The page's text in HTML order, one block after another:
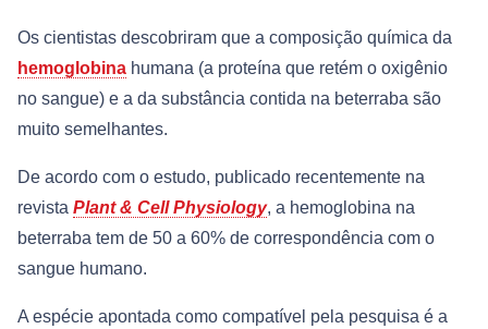
Os cientistas descobriram que a composição química da
hemoglobina humana (a proteína que retém o oxigênio
no sangue) e a da substância contida na beterraba são
muito semelhantes.
De acordo com o estudo, publicado recentemente na
revista Plant & Cell Physiology, a hemoglobina na
beterraba tem de 50 a 60% de correspondência com o
sangue humano.
A espécie apontada como compatível pela pesquisa é a